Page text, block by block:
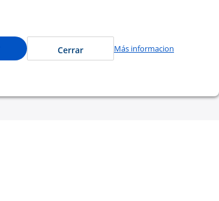
Cerrar Más informacion
Cuenta Mi Carrito